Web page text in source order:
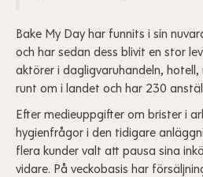
Bake My Day har funnits i sin
och har sedan dess blivit en stor
aktörer i dagligvaruhandeln,
runt om i landet och har 230
Efter medieuppgifter om brister i
hygienfrågor i den tidigare
flera kunder valt att pausa sina
vidare. På veckobasis har